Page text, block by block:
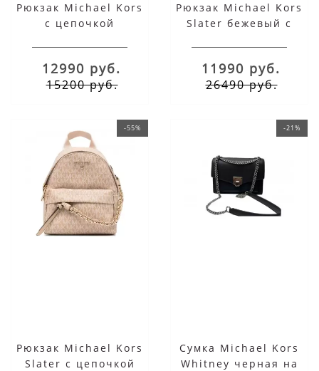
Рюкзак Michael Kors
с цепочкой
12990 руб.
15200 руб.
Рюкзак Michael Kors
Slater бежевый с
11990 руб.
26490 руб.
-55%
Рюкзак Michael Kors
Slater с цепочкой
-21%
Сумка Michael Kors
Whitney черная на